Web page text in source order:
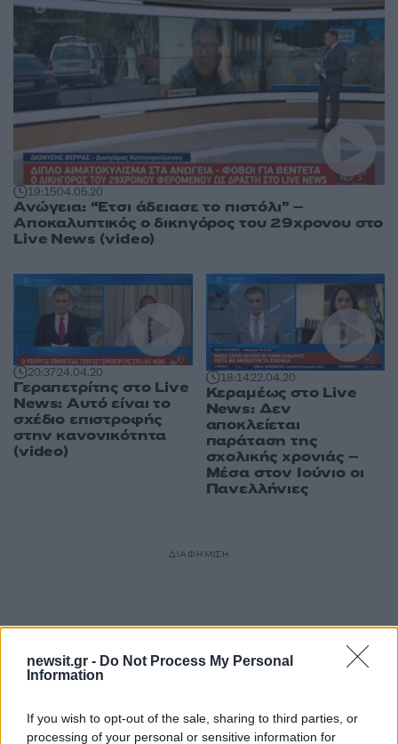
newsit.gr - Do Not Process My Personal
Information
If you wish to opt-out of the sale, sharing to third parties, or
processing of your personal or sensitive information for
19:1504.05.20
Ανώγεια: “Έτσι άδειασε το πιστόλι” –
Αποκαλυπτικός ο δικηγόρος του 29χρονου στο
Live News (video)
20:3724.04.20
Γεραπετρίτης στο Live
News: Αυτό είναι το
σχέδιο επιστροφής
στην κανονικότητα
(video)
18:1422.04.20
Κεραμέως στο Live
News: Δεν
αποκλείεται
παράταση της
σχολικής χρονιάς –
Μέσα στον Ιούνιο οι
Πανελλήνιες
ΔΙΑΦΗΜΙΣΗ